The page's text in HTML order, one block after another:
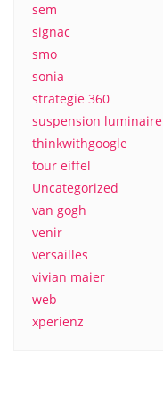
sem
signac
smo
sonia
strategie 360
suspension luminaire
thinkwithgoogle
tour eiffel
Uncategorized
van gogh
venir
versailles
vivian maier
web
xperienz